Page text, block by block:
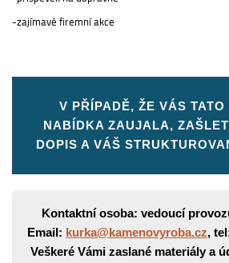
zajímavé firemní akce
V PŘÍPADĚ, ŽE VÁS TATO
NABÍDKA ZAUJALA,
DOPIS A VÁŠ
Kontaktní osoba: vedoucí
Email: kurka@kamenovyroba.cz,
Veškeré Vámi zaslané materiály a